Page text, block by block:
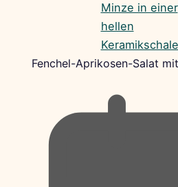
Fenchel-Aprikosen-Salat